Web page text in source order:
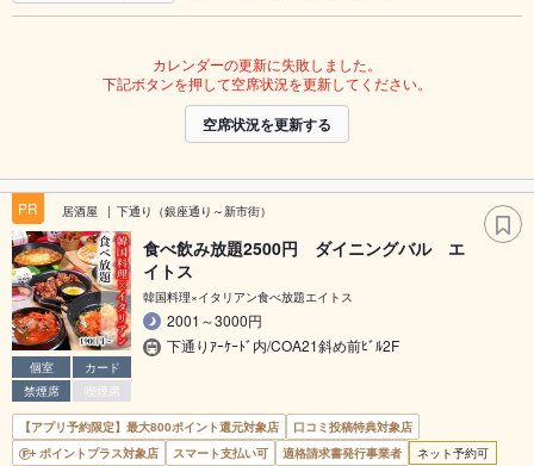
カレンダーの更新に失敗しました。
下記ボタンを押して空席状況を更新してください。
空席状況を更新する
PR 居酒屋 下通り（銀座通り～新市街）
個室
カード
禁煙席
喫煙席
食べ飲み放題2500円 ダイニングバル エ
イトス
韓国料理×イタリアン食べ放題エイトス
2001～3000円
下通りｱｰｹｰﾄﾞ内/COA21斜め前ﾋﾞﾙ2F
【アプリ予約限定】最大800ポイント還元対象店
口コミ投稿特典対象店
ポイントプラス対象店
スマート支払い可 適格請求書発行事業者
ネット予約可